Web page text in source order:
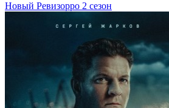
Новый Ревизорро 2 сезон